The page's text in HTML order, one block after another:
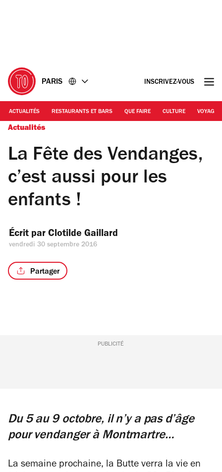
PARIS INSCRIVEZ-VOUS
ACTUALITÉS RESTAURANTS ET BARS QUE FAIRE CULTURE VOYAGE
Actualités
La Fête des Vendanges,
c’est aussi pour les
enfants !
Écrit par Clotilde Gaillard
vendredi 30 septembre 2016
Partager
PUBLICITÉ
Du 5 au 9 octobre, il n’y a pas d’âge
pour vendanger à Montmartre…
La semaine prochaine, la Butte verra la vie en